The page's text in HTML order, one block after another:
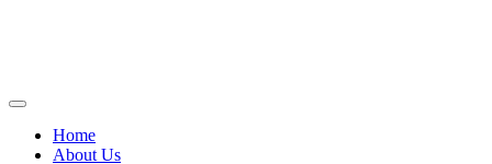
Home
About Us